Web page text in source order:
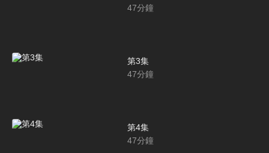
47分鐘
第3集
47分鐘
第4集
47分鐘